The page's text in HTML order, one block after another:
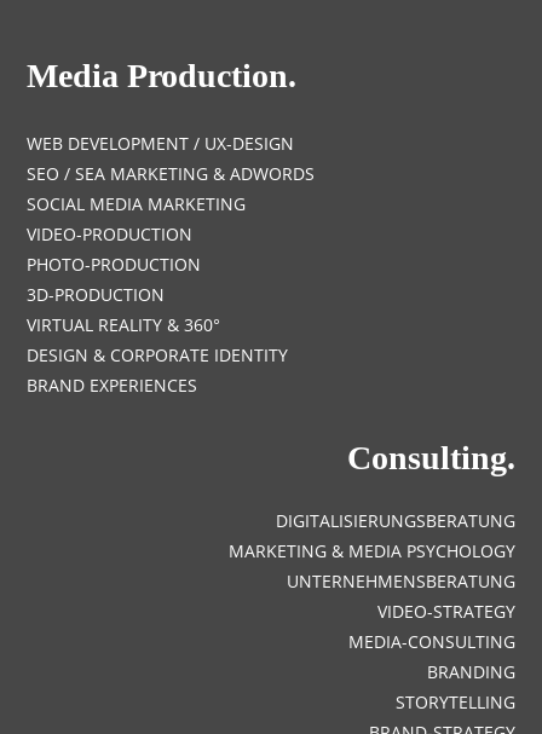
Media Production.
WEB DEVELOPMENT / UX-DESIGN
SEO / SEA MARKETING & ADWORDS
SOCIAL MEDIA MARKETING
VIDEO-PRODUCTION
PHOTO-PRODUCTION
3D-PRODUCTION
VIRTUAL REALITY & 360°
DESIGN & CORPORATE IDENTITY
BRAND EXPERIENCES
Consulting.
DIGITALISIERUNGSBERATUNG
MARKETING & MEDIA PSYCHOLOGY
UNTERNEHMENSBERATUNG
VIDEO-STRATEGY
MEDIA-CONSULTING
BRANDING
STORYTELLING